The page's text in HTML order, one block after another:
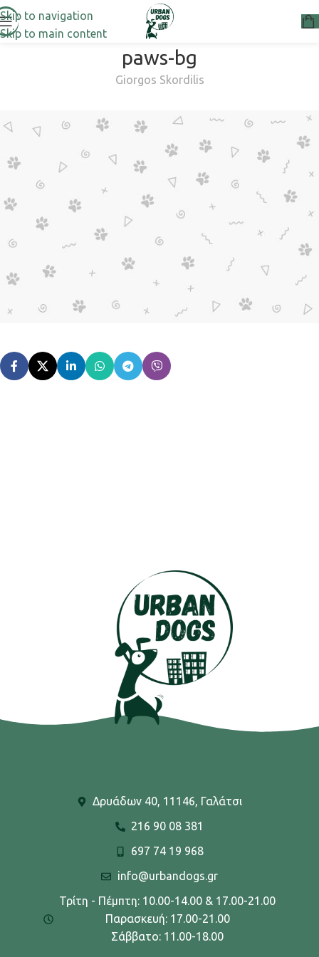
Skip to navigation
Skip to main content
paws-bg
Giorgos Skordilis
Δρυάδων 40, 11146, Γαλάτσι
216 90 08 381
697 74 19 968
info@urbandogs.gr
Τρίτη - Πέμπτη: 10.00-14.00 & 17.00-21.00
Παρασκευή: 17.00-21.00
Σάββατο: 11.00-18.00